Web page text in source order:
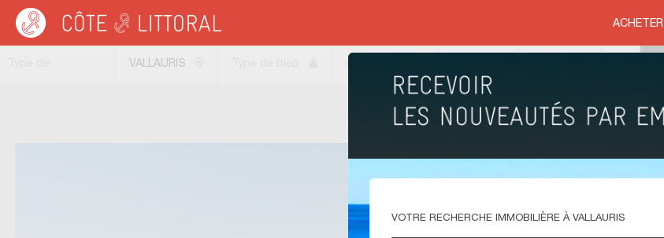
ACHETER
Côte & Littoral > Immobilier bord de mer>Appartements bord de mer
APPARTEMENTS 3 CHAMBRES VALLAURIS
VALLAURIS
VOTRE RECHERCHE IMMOBILIÈRE À VALLAURIS